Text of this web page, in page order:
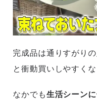
完成品は通りすがり
と衝動買いしやすくな
なかでも生活シーン